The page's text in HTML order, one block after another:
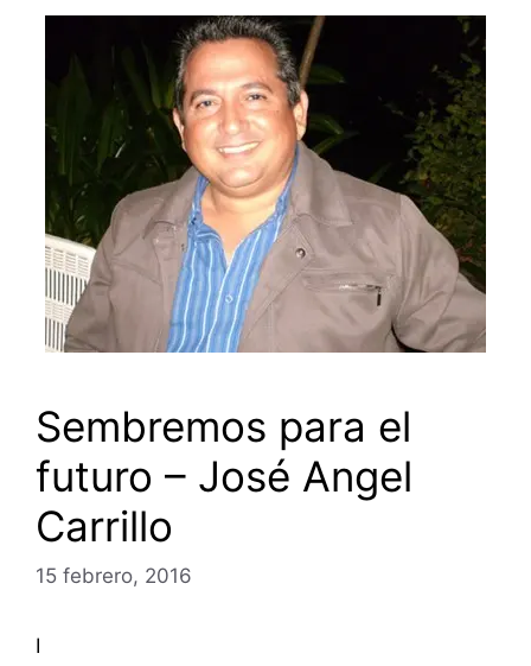
Sembremos para el
futuro – José Angel
Carrillo
15 febrero, 2016
I